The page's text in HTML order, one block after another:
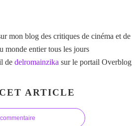
mon blog des critiques de cinéma et de
monde entier tous les jours
de delromainzika sur le portail Overblog
ARTICLE